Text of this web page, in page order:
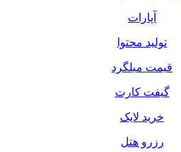
آپارات
تولید محتوا
قیمت میلگرد
گیفت کارت
خرید لایک
رزرو هتل